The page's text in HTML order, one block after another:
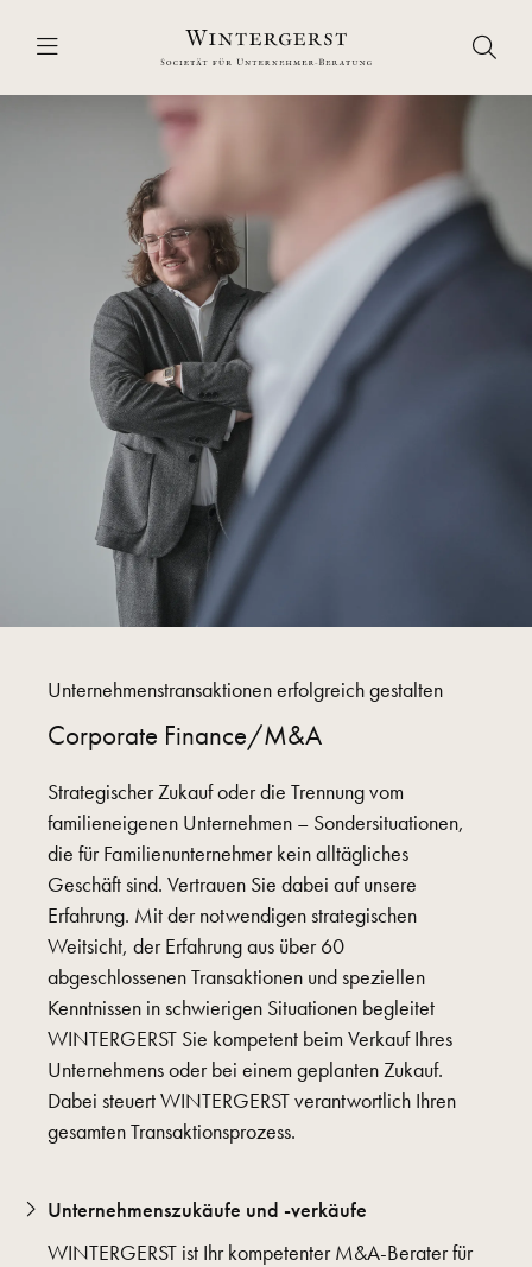
Unternehmenstransaktionen erfolgreich gestalten
Corporate Finance/M&A
Strategischer Zukauf oder die Trennung vom
familieneigenen Unternehmen – Sondersituationen,
die für Familienunternehmer kein alltägliches
Geschäft sind. Vertrauen Sie dabei auf unsere
Erfahrung. Mit der notwendigen strategischen
Weitsicht, der Erfahrung aus über 60
abgeschlossenen Transaktionen und speziellen
Kenntnissen in schwierigen Situationen begleitet
WINTERGERST Sie kompetent beim Verkauf Ihres
Unternehmens oder bei einem geplanten Zukauf.
Dabei steuert WINTERGERST verantwortlich Ihren
gesamten Transaktionsprozess.
Unternehmenszukäufe und -verkäufe
WINTERGERST ist Ihr kompetenter M&A-Berater für